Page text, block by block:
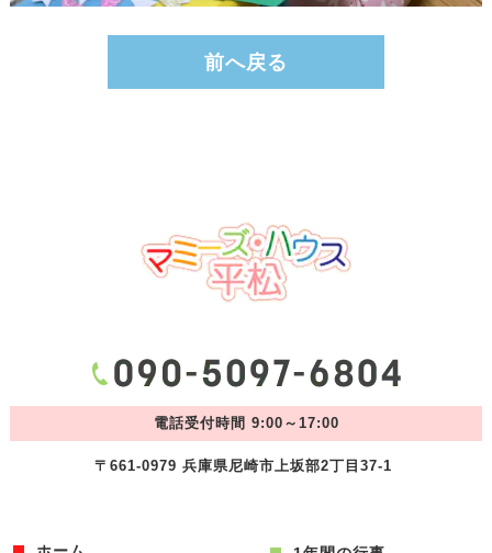
前へ戻る
電話受付時間 9:00～17:00
〒661-0979 兵庫県尼崎市上坂部2丁目37-1